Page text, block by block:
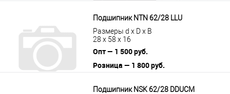
Подшипник NTN 62/28 LLU
Размеры d x D x B
28 x 58 x 16
Опт — 1 500 руб.
Розница — 1 800 руб.
Подшипник NSK 62/28 DDUCM